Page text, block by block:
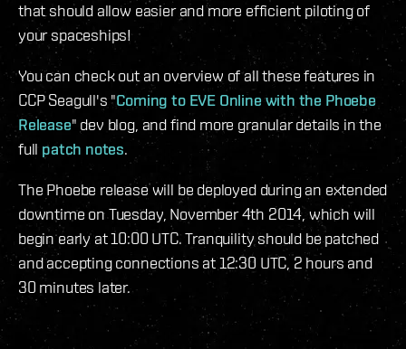
that should allow easier and more efficient piloting of
your spaceships!
You can check out an overview of all these features in
CCP Seagull's "Coming to EVE Online with the Phoebe
Release" dev blog, and find more granular details in the
full patch notes.
The Phoebe release will be deployed during an extended
downtime on Tuesday, November 4th 2014, which will
begin early at 10:00 UTC. Tranquility should be patched
and accepting connections at 12:30 UTC, 2 hours and
30 minutes later.